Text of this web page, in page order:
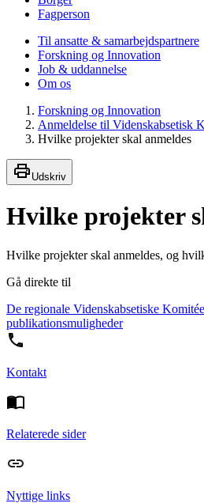
Fagperson
Til ansatte & samarbejdspartnere
Forskning og Innovation
Job & uddannelse
Om os
Forskning og Innovation
Anmeldelse til Videnskabsetisk
Hvilke projekter skal anmeldes
Udskriv
Hvilke projekter
Hvilke projekter skal anmeldes, og
Gå direkte til
De regionale Videnskabsetiske
publikationsmuligheder
Kontakt
Relaterede sider
Nyttige links